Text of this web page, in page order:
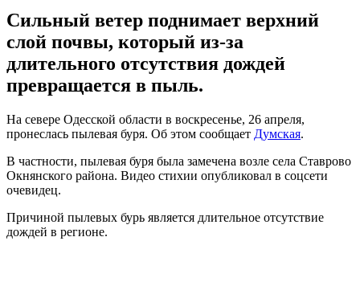
Сильный ветер поднимает верхний
слой почвы, который из-за
длительного отсутствия дождей
превращается в пыль.
На севере Одесской области в воскресенье, 26 апреля,
пронеслась пылевая буря. Об этом сообщает Думская.
В частности, пылевая буря была замечена возле села Ставрово
Окнянского района. Видео стихии опубликовал в соцсети
очевидец.
Причиной пылевых бурь является длительное отсутствие
дождей в регионе.